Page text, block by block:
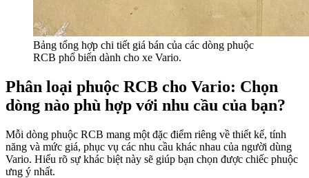
Bảng tổng hợp chi tiết giá bán của các dòng phuộc
RCB phổ biến dành cho xe Vario.
Phân loại phuộc RCB cho Vario: Chọn
dòng nào phù hợp với nhu cầu của bạn?
Mỗi dòng phuộc RCB mang một đặc điểm riêng về thiết kế, tính
năng và mức giá, phục vụ các nhu cầu khác nhau của người dùng
Vario. Hiểu rõ sự khác biệt này sẽ giúp bạn chọn được chiếc phuộc
ưng ý nhất.